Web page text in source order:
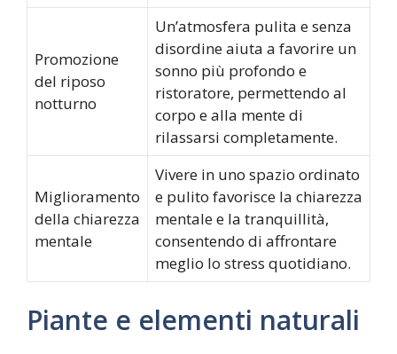
Promozione
del riposo
notturno
Un’atmosfera pulita e senza
disordine aiuta a favorire un
sonno più profondo e
ristoratore, permettendo al
corpo e alla mente di
rilassarsi completamente.
Miglioramento
della chiarezza
mentale
Vivere in uno spazio ordinato
e pulito favorisce la chiarezza
mentale e la tranquillità,
consentendo di affrontare
meglio lo stress quotidiano.
Piante e elementi naturali